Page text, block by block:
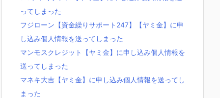
ってしまった
フジローン【資金繰りサポート247】【ヤミ金】に申
し込み個人情報を送ってしまった
マンモスクレジット【ヤミ金】に申し込み個人情報を
送ってしまった
マネキ大吉【ヤミ金】に申し込み個人情報を送ってし
まった